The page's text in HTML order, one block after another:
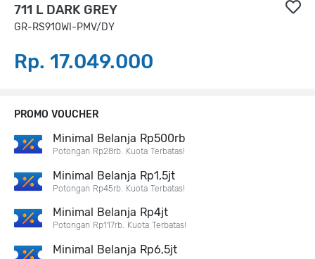
711 L DARK GREY
GR-RS910WI-PMV/DY
Rp. 17.049.000
PROMO VOUCHER
Minimal Belanja Rp500rb
Potongan Rp28rb. Kuota Terbatas!
Minimal Belanja Rp1,5jt
Potongan Rp45rb. Kuota Terbatas!
Minimal Belanja Rp4jt
Potongan Rp117rb. Kuota Terbatas!
Minimal Belanja Rp6,5jt